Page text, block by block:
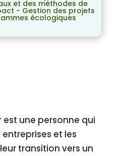
et des méthodes de
- Gestion des projets
écologiques
une personne qui
et les
transition vers un